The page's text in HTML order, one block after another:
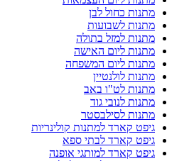
מתנות כחול לבן
מתנות לשבועות
מתנות למזל בתולה
מתנות ליום האישה
מתנות ליום המשפחה
מתנות לולנטיין
מתנות לט"ו באב
מתנות לנובי גוד
מתנות לסילבסטר
גיפט קארד למתנות קולינריות
גיפט קארד לבתי ספא
גיפט קארד למותגי אופנה